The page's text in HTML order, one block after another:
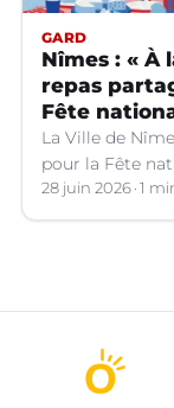
GARD
Nîmes : « À
repas
Fête
La Ville de
pour la Fête
juillet prochain.
28 juin 2026 1